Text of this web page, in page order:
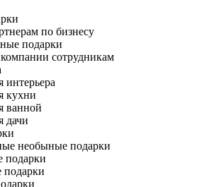
по бизнесу
подарки
сотрудникам
интерьера
кухни
ванной
дачи
необыные подарки
подарки
подарки